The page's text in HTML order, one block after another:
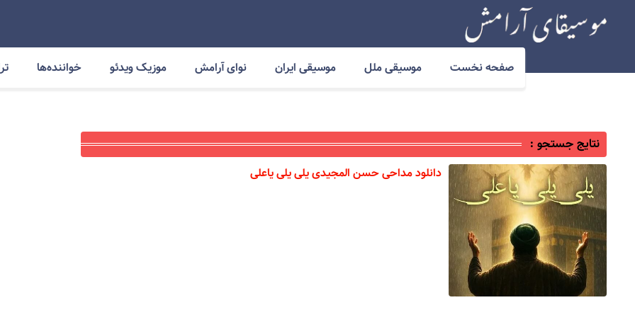
صفحه نخست موسیقی ملل موسیقی ایران نوای آرامش موزیک ویدئو خواننده‌ها
نتایج جستجو :
دانلود مداحی حسن المجیدی یلی یلی یاعلی